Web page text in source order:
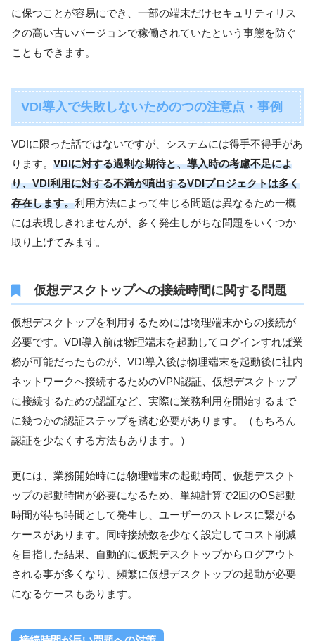
に保つことが容易にでき、一部の端末だけセキュリティリス
クの高い古いバージョンで稼働されていたという事態を防ぐ
こともできます。
VDI導入で失敗しないためのつの注意点・事例
VDIに限った話ではないですが、システムには得手不得手があ
ります。 VDIに対する過剰な期待と、導入時の考慮不足によ
り、VDI利用に対する不満が噴出するVDIプロジェクトは多く
存在します。利用方法によって生じる問題は異なるため一概
には表現しきれませんが、多く発生しがちな問題をいくつか
取り上げてみます。
仮想デスクトップへの接続時間に関する問題
仮想デスクトップを利用するためには物理端末からの接続が
必要です。VDI導入前は物理端末を起動してログインすれば業
務が可能だったものが、VDI導入後は物理端末を起動後に社内
ネットワークへ接続するためのVPN認証、仮想デスクトップ
に接続するための認証など、実際に業務利用を開始するまで
に幾つかの認証ステップを踏む必要があります。（もちろん
認証を少なくする方法もあります。）
更には、業務開始時には物理端末の起動時間、仮想デスクト
ップの起動時間が必要になるため、単純計算で2回のOS起動
時間が待ち時間として発生し、ユーザーのストレスに繋がる
ケースがあります。同時接続数を少なく設定してコスト削減
を目指した結果、自動的に仮想デスクトップからログアウト
される事が多くなり、頻繁に仮想デスクトップの起動が必要
になるケースもあります。